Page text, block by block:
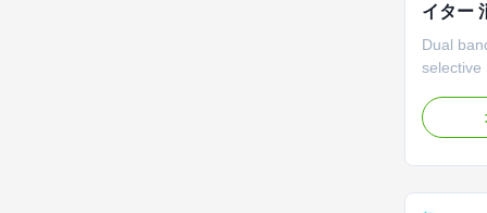
イター
LTE
Dual
selective
Network
the BTS